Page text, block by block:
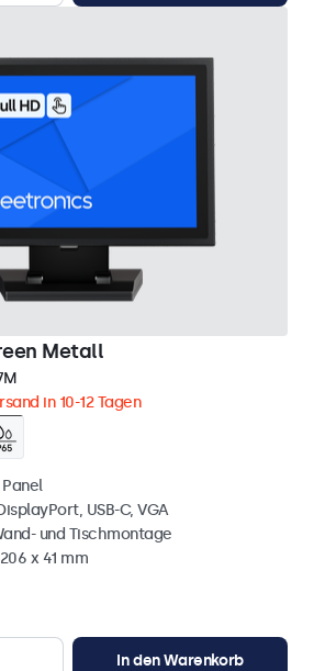
Metall
in 10-12 Tagen
USB-C, VGA
und Tischmontage
x 41 mm
In den Warenkorb